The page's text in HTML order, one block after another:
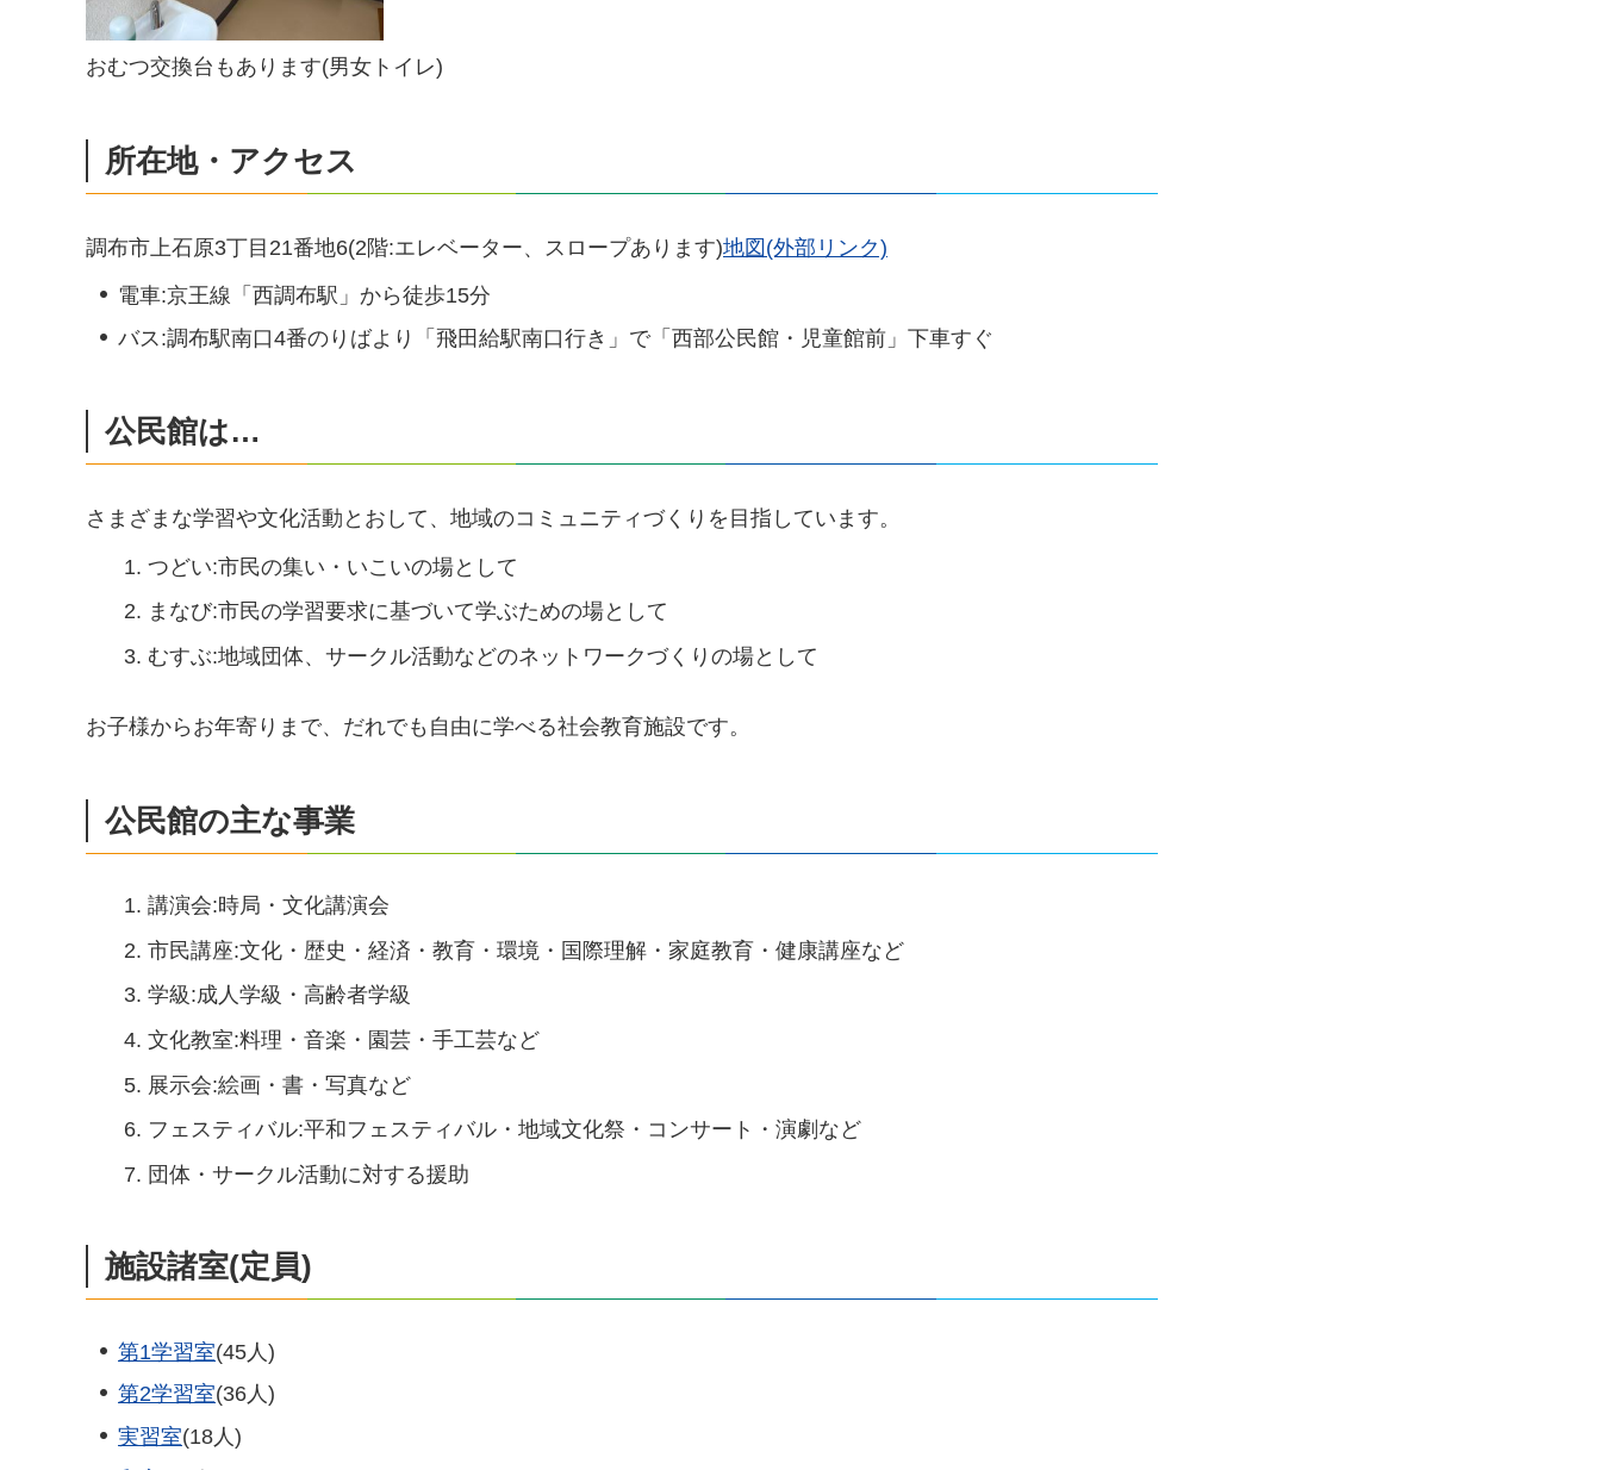
おむつ交換台もあります(男女トイレ)
所在地・アクセス
調布市上石原3丁目21番地6(2階:エレベーター、スロープあります)地図(外部リンク)
電車:京王線「西調布駅」から徒歩15分
バス:調布駅南口4番のりばより「飛田給駅南口行き」で「西部公民館・児童館前」下車すぐ
公民館は…
さまざまな学習や文化活動とおして、地域のコミュニティづくりを目指しています。
つどい:市民の集い・いこいの場として
まなび:市民の学習要求に基づいて学ぶための場として
むすぶ:地域団体、サークル活動などのネットワークづくりの場として
お子様からお年寄りまで、だれでも自由に学べる社会教育施設です。
公民館の主な事業
講演会:時局・文化講演会
市民講座:文化・歴史・経済・教育・環境・国際理解・家庭教育・健康講座など
学級:成人学級・高齢者学級
文化教室:料理・音楽・園芸・手工芸など
展示会:絵画・書・写真など
フェスティバル:平和フェスティバル・地域文化祭・コンサート・演劇など
団体・サークル活動に対する援助
施設諸室(定員)
第1学習室(45人)
第2学習室(36人)
実習室(18人)